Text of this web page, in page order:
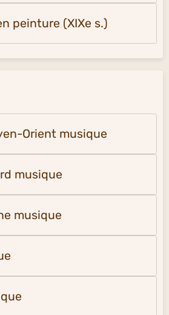
peinture (XIXe s.)
Orient musique
musique
musique